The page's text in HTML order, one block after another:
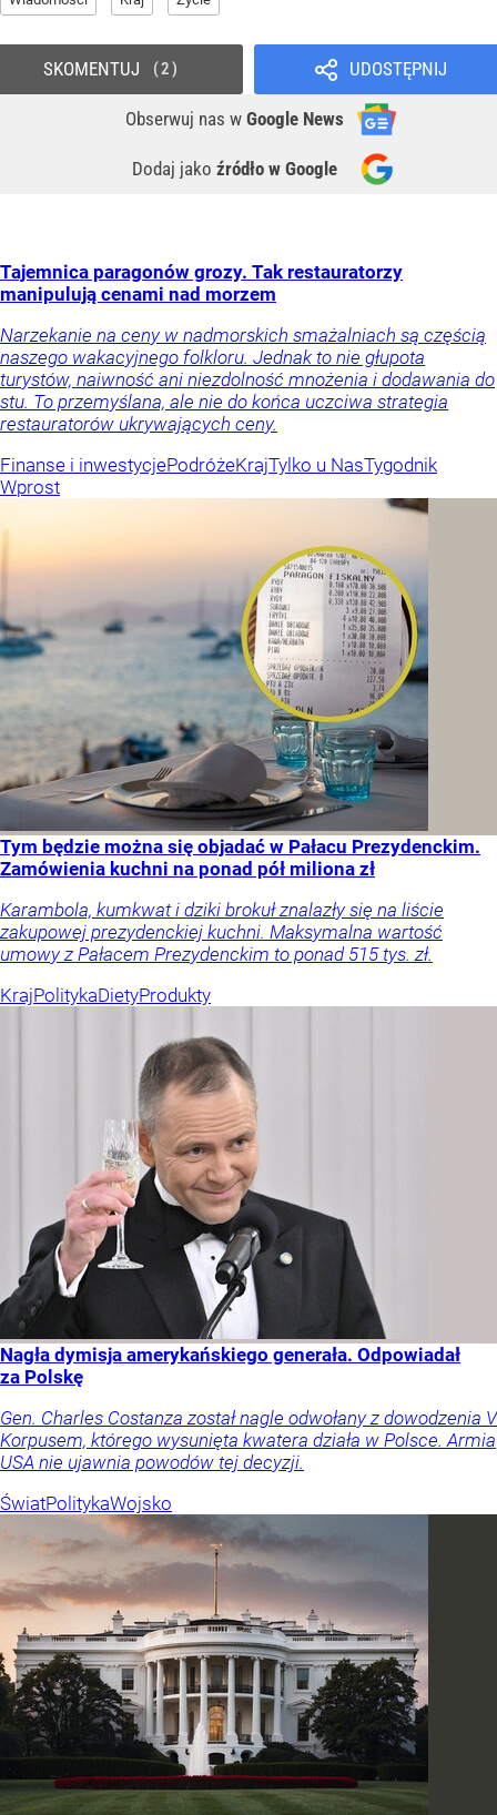
UDOSTĘPNIJ
Obserwuj nas w Google News
Dodaj jako źródło w Google
SKOMENTUJ 2
Tajemnica paragonów grozy. Tak restauratorzy
manipulują cenami nad morzem
Narzekanie na ceny w nadmorskich smażalniach są częścią
naszego wakacyjnego folkloru. Jednak to nie głupota
turystów, naiwność ani niezdolność mnożenia i dodawania do
stu. To przemyślana, ale nie do końca uczciwa strategia
restauratorów ukrywających ceny.
Finanse i inwestycjePodróżeKrajTylko u NasTygodnik
Wprost
Tym będzie można się objadać w Pałacu Prezydenckim.
Zamówienia kuchni na ponad pół miliona zł
Karambola, kumkwat i dziki brokuł znalazły się na liście
zakupowej prezydenckiej kuchni. Maksymalna wartość
umowy z Pałacem Prezydenckim to ponad 515 tys. zł.
KrajPolitykaDietyProdukty
Nagła dymisja amerykańskiego generała. Odpowiadał
za Polskę
Gen. Charles Costanza został nagle odwołany z dowodzenia V
Korpusem, którego wysunięta kwatera działa w Polsce. Armia
USA nie ujawnia powodów tej decyzji.
ŚwiatPolitykaWojsko